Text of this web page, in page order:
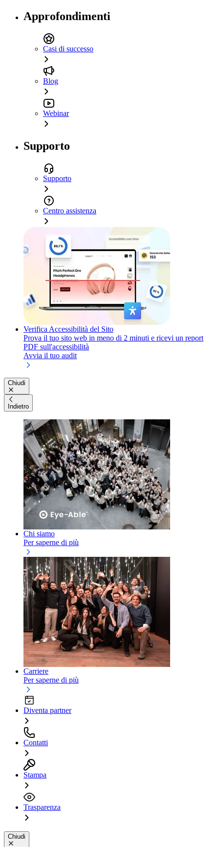
Approfondimenti
Casi di successo
Blog
Webinar
Supporto
Supporto
Centro assistenza
Verifica Accessibilità del Sito
Prova il tuo sito web in meno di 2 minuti e ricevi un report
PDF sull'accessibilità
Avvia il tuo audit
Chiudi
Indietro
Chi siamo
Per saperne di più
Carriere
Per saperne di più
Diventa partner
Contatti
Stampa
Trasparenza
Chiudi